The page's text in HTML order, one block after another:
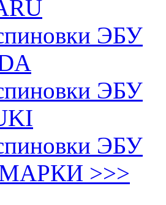
ЭБУ
ЭБУ
ЭБУ
>>>